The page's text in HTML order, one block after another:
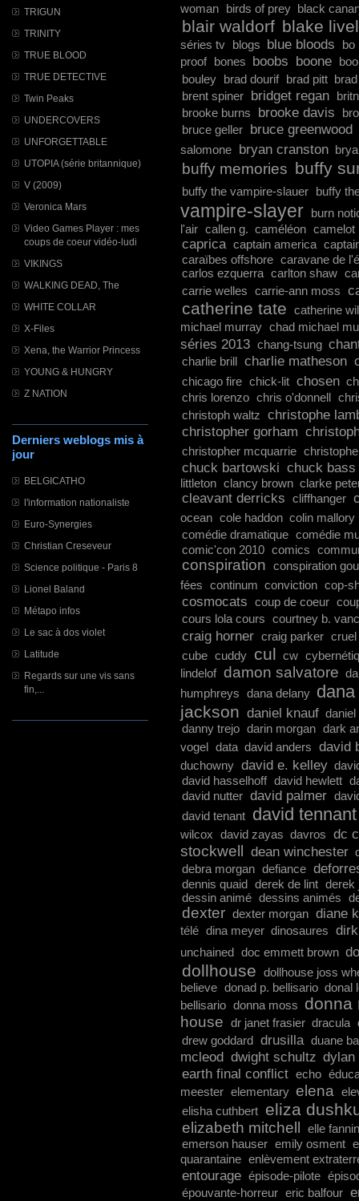
TRIGUN
TRINITY
TRUE BLOOD
TRUE DETECTIVE
Twin Peaks
UNDERCOVERS
UNFORGETTABLE
UTOPIA (série britannique)
V (2009)
Veronica Mars
Video Games Player : mes
coups de coeur vidéo-ludi
VIKINGS
WALKING DEAD, The
WHITE COLLAR
X-Files
Xena, the Warrior Princess
YOUNG & HUNGRY
Z NATION
Derniers weblogs mis à
jour
BELGICATHO
l'information nationaliste
Euro-Synergies
Christian Creseveur
Science politique - Paris 8
Lionel Baland
Métapo infos
Le sac à dos violet
Latitude
Regards sur une vis sans
fin,...
woman birds of prey black
blair waldorf blake
séries tv blogs blue bloods
bo
proof bones boobs boone
bouley brad dourif brad pitt
brent spiner bridget regan
brooke burns
brooke davis
bruce geller bruce greenwood
salomone bryan cranston
buffy memories buffy
buffy the vampire-slauer buffy
vampire-slayer burn
l'air callen g. caméléon camelot
caprica captain america
caraïbes offshore caravane de
carlos ezquerra carlton shaw
carrie welles carrie-ann moss
catherine tate catherine
michael murray chad michael
séries 2013 chang-tsung
charlie brill charlie matheson
chicago fire chick-lit chosen
chris lorenzo chris o'donnell
christoph waltz christophe
christopher gorham
christopher mcquarrie
chuck bartowski chuck bass
littleton clancy brown clarke
cleavant derricks cliffhanger
ocean cole haddon colin mallory
comédie dramatique comédie
comic'con 2010 comics
conspiration conspiration
fées continum conviction cop-
cosmocats coup de coeur
cours lola cours courtney b.
craig horner craig parker cruel
cube cuddy cul cw
lindelof damon salvatore
humphreys dana delany
jackson daniel knauf daniel
danny trejo darin morgan dark
vogel data david anders david
duchowny david e. kelley
david hasselhoff david hewlett
david nutter david palmer
david tenant david tennant
wilcox david zayas davros dc
stockwell dean winchester
debra morgan defiance
dennis quaid derek de lint derek
dessin animé dessins animés
dexter dexter morgan diane
télé dina meyer dinosaures
unchained doc emmett brown
dollhouse dollhouse joss
believe donad p. bellisario donal
bellisario donna moss donna
house dr janet frasier dracula
drew goddard drusilla duane
mcleod dwight schultz dylan
earth final conflict echo
meester elementary elena
elisha cuthbert eliza
elizabeth mitchell elle
emerson hauser emily osment
quarantaine enlèvement
entourage épisode-pilote
épouvante-horreur eric balfour